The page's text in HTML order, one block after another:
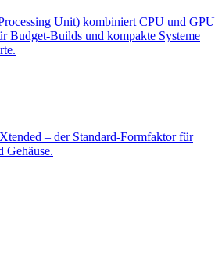
Unit) kombiniert CPU und GPU
Budget-Builds und kompakte Systeme
– der Standard-Formfaktor für
Gehäuse.